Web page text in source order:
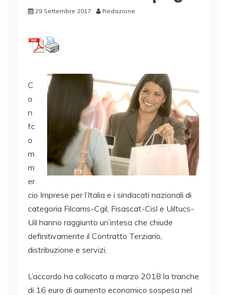
29 Settembre 2017 Redazione
C
o
n
fc
o
m
m
er
cio Imprese per l’Italia e i sindacati nazionali di
categoria Filcams-Cgil, Fisascat-Cisl e Uiltucs-
Uil hanno raggiunto un’intesa che chiude
definitivamente il Contratto Terziario,
distribuzione e servizi.
L’accordo ha collocato a marzo 2018 la tranche
di 16 euro di aumento economico sospesa nel